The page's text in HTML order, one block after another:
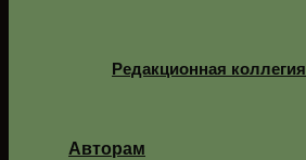
Редакционная коллегия
Авторам